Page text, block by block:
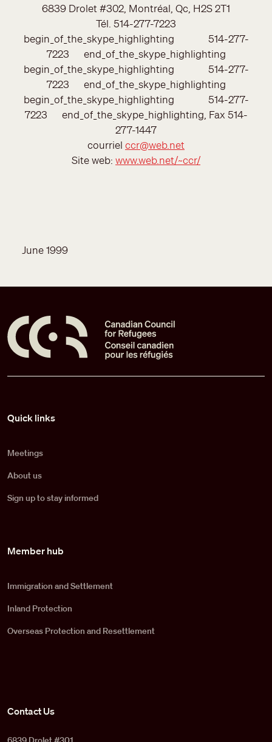
6839 Drolet #302, Montréal, Qc, H2S 2T1
Tél. 514-277-7223
begin_of_the_skype_highlighting 514-277-
7223 end_of_the_skype_highlighting
begin_of_the_skype_highlighting 514-277-
7223 end_of_the_skype_highlighting
begin_of_the_skype_highlighting 514-277-
7223 end_of_the_skype_highlighting, Fax 514-
277-1447
courriel ccr@web.net
Site web: www.web.net/~ccr/
June 1999
Quick links
Meetings
About us
Sign up to stay informed
Member hub
Immigration and Settlement
Inland Protection
Overseas Protection and Resettlement
Contact Us